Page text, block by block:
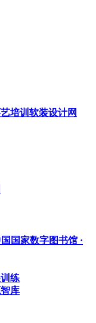
培训软装设计网
国家数字图书馆 ·
练
库